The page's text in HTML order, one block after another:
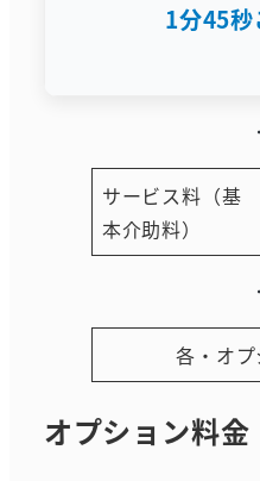
1分45
サービス料（基
本介助料）
各・オ
オプション料金